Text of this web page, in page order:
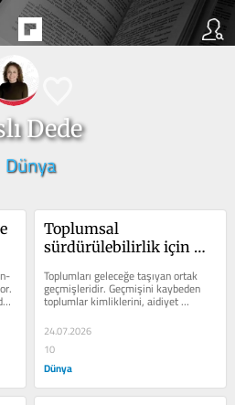
Dede
Dünya
Toplumsal
sürdürülebilirlik için
Toplumları geleceğe taşıyan ortak
geç­mişleridir. Geçmişini kaybeden
top­lumlar kimliklerini, aidiyet
duygularını ve ortak bağlarını da...
24.07.2026
10
Dünya